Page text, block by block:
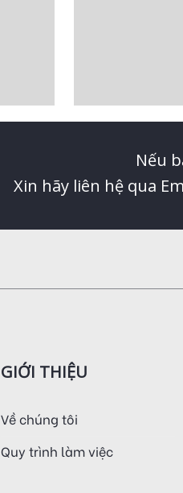
Nếu
Xin hãy liên hệ qua
GIỚI THIỆU
Về chúng tôi
Quy trình làm việc